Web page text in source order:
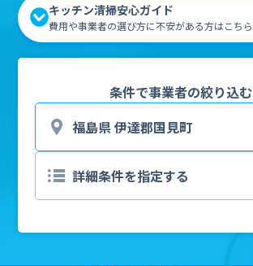
キッチン清掃安心ガイド
費用や事業者の選び方に不安がある方はこちら
条件で事業者の絞り込む